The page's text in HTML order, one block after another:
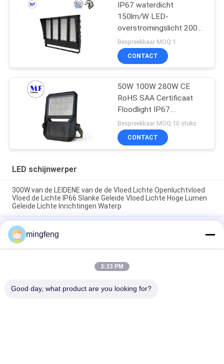
IP67 waterdicht
150lm/W LED-
overstromingslicht 200W
300W 500W Voor
sportvelden en
tennisbanen
Bespreekbaar MOQ:1
CONTACT
50W 100W 280W CE
RoHS SAA Certificaat
Floodlight IP67
Waterdicht LED
Projector Lampen
Bespreekbaar MOQ:10 stuks
CONTACT
LED schijnwerper
300W van de LEIDENE van de de Vloed Lichte Openluchtvloed
Vloed de Lichte IP66 Slanke Geleide Vloed Lichte Hoge Lumen
Geleide Lichte Inrichtingen Waterp
De Vloed Lichte IP66 400W Wegen en Wegen van de hoge
Machts Hoge Mast
populaire categorieën
mingfeng
3:33 PM
Good day, what product are you looking for?